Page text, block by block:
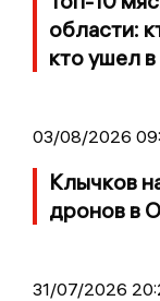
области:
кто ушел
03/08/2026
Клычков
дронов в
31/07/2026